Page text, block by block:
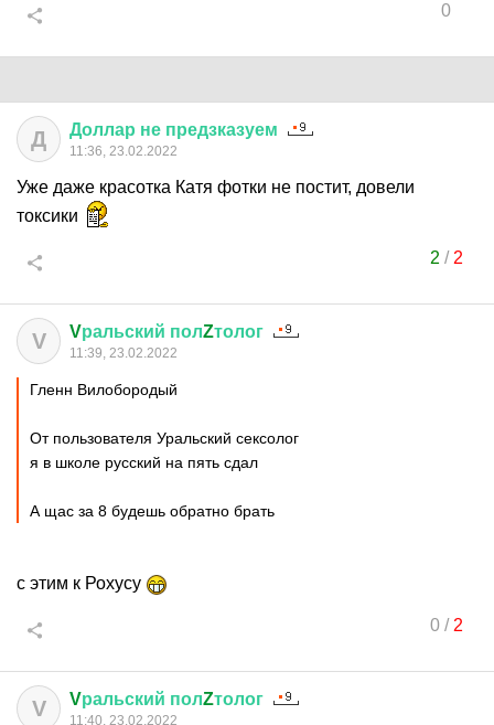
0
Д Доллар не предзказуем
11:36, 23.02.2022
Уже даже красотка Катя фотки не постит, довели
токсики
2 / 2
V Vральский полZтолог
11:39, 23.02.2022
Гленн Вилобородый
От пользователя Уральский сексолог
я в школе русский на пять сдал
А щас за 8 будешь обратно брать
с этим к Рохусу
0/ 2
V Vральский полZтолог
11:40, 23.02.2022